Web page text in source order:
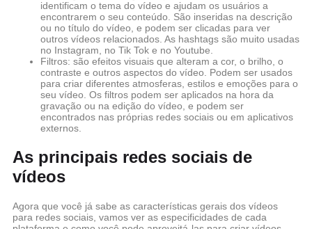
identificam o tema do vídeo e ajudam os usuários a
encontrarem o seu conteúdo. São inseridas na descrição
ou no título do vídeo, e podem ser clicadas para ver
outros vídeos relacionados. As hashtags são muito usadas
no Instagram, no Tik Tok e no Youtube.
Filtros: são efeitos visuais que alteram a cor, o brilho, o
contraste e outros aspectos do vídeo. Podem ser usados
para criar diferentes atmosferas, estilos e emoções para o
seu vídeo. Os filtros podem ser aplicados na hora da
gravação ou na edição do vídeo, e podem ser
encontrados nas próprias redes sociais ou em aplicativos
externos.
As principais redes sociais de
vídeos
Agora que você já sabe as características gerais dos vídeos
para redes sociais, vamos ver as especificidades de cada